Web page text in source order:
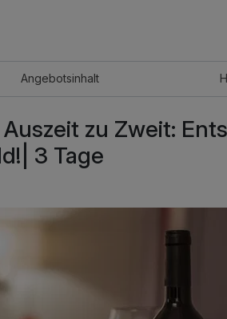
Angebotsinhalt
Auszeit zu Zweit:
3 Tage